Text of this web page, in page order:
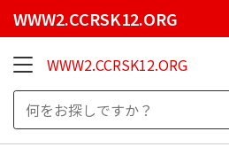
WWW2.CCRSK12.ORG
WWW2.CCRSK12.ORG